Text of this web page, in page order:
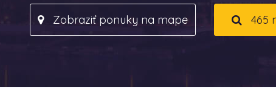
Zobraziť ponuky na mape 465